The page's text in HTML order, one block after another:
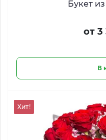
Букет
от 3
В
Хит!